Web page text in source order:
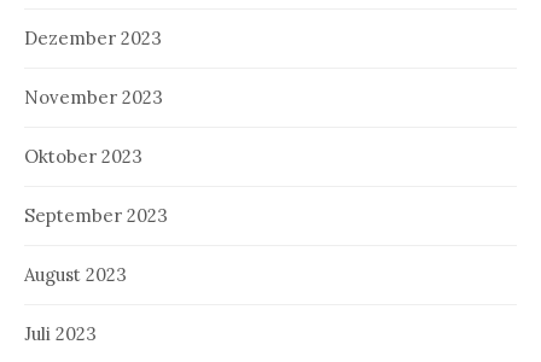
Dezember 2023
November 2023
Oktober 2023
September 2023
August 2023
Juli 2023